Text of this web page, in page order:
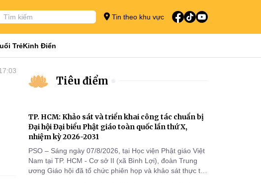
Tin theo khu vực
TrẻKinh Điển
Tiêu điểm
TP. HCM: Khảo sát và triển khai công tác chuẩn bị
Đại hội Đại biểu Phật giáo toàn quốc lần thứ X,
nhiệm kỳ 2026-2031
PSO – Sáng ngày 07/8/2026, tại Học viện Phật giáo Việt
Nam tại TP. HCM - Cơ sở II (xã Bình Lợi), đoàn Trung
ương Giáo hội đã tổ chức phiên họp và khảo sát thực tế